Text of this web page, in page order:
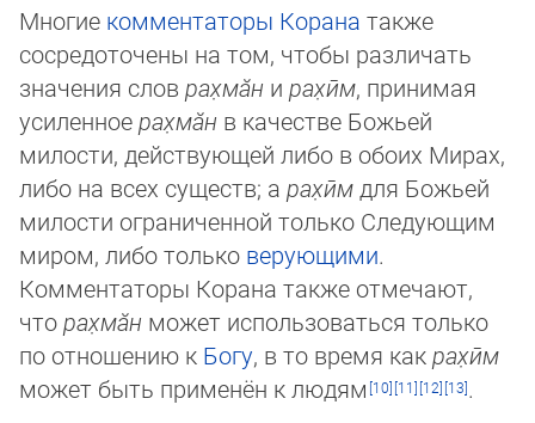
Многие комментаторы Корана также
сосредоточены на том, чтобы различать
значения слов рах̣мӑн и рах̣ӣм, принимая
уси­ленноерах̣мӑн в качестве Божьей
милости, действующей либо в обоих Мирах,
либо на всех существ; а рах̣ӣмдля Божьей
ми­лос­ти ограниченной только Следующим
миром, либо только верующими.
Комментаторы Корана также отмечают,
чторах̣­мӑн может ис­поль­зоваться только
по отношению к Богу, в то время какрах̣ӣм
может быть применён к людям
.